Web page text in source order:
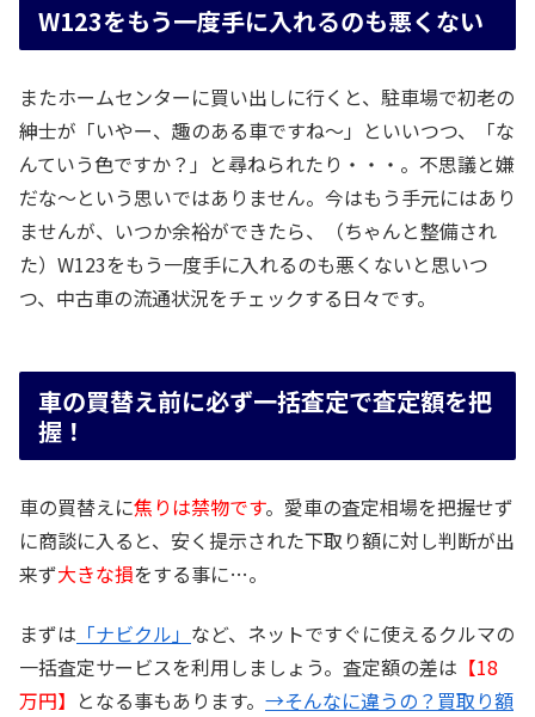
W123をもう一度手に入れるのも悪くない
またホームセンターに買い出しに行くと、駐車場で初老の
紳士が「いやー、趣のある車ですね～」といいつつ、「な
んていう色ですか？」と尋ねられたり・・・。不思議と嫌
だな～という思いではありません。今はもう手元にはあり
ませんが、いつか余裕ができたら、（ちゃんと整備され
た）W123をもう一度手に入れるのも悪くないと思いつ
つ、中古車の流通状況をチェックする日々です。
車の買替え前に必ず一括査定で査定額を把
握！
車の買替えに焦りは禁物です。愛車の査定相場を把握せず
に商談に入ると、安く提示された下取り額に対し判断が出
来ず大きな損をする事に…。
まずは 「ナビクル」 など、ネットですぐに使えるクルマの
一括査定サービスを利用しましょう。査定額の差は 【18
万円】 となる事もあります。 →そんなに違うの？買取り額